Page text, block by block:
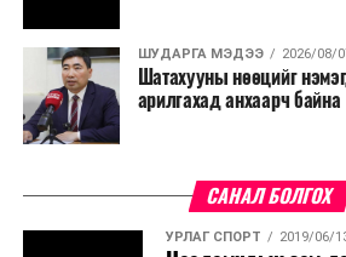
ШУДАРГА МЭДЭЭ 2026/08/
Шатахууны нөөцийг
арилгахад анхаарч байна
САНАЛ БОЛГОХ
УРЛАГ СПОРТ 2019/06/